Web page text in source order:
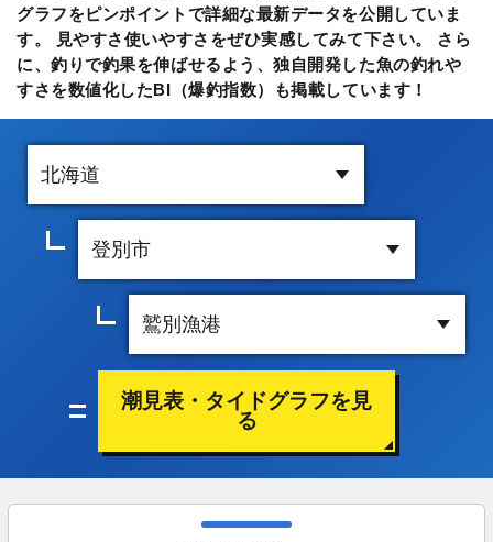
グラフをピンポイントで詳細な最新データを公開していま
す。 見やすさ使いやすさをぜひ実感してみて下さい。 さら
に、釣りで釣果を伸ばせるよう、独自開発した魚の釣れや
すさを数値化したBI（爆釣指数）も掲載しています！
潮見表・タイドグラフを見
る